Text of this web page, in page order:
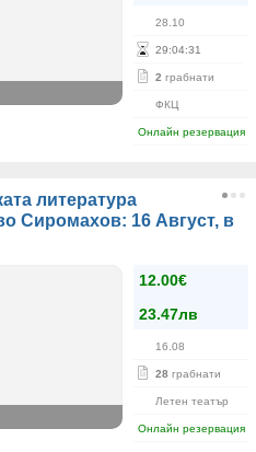
28.10
29:04:30
2 грабнати
ФКЦ
Онлайн резервация
литература
Сиромахов: 16 Август, в
12.00€
23.47лв
16.08
28 грабнати
Летен театър
Онлайн резервация